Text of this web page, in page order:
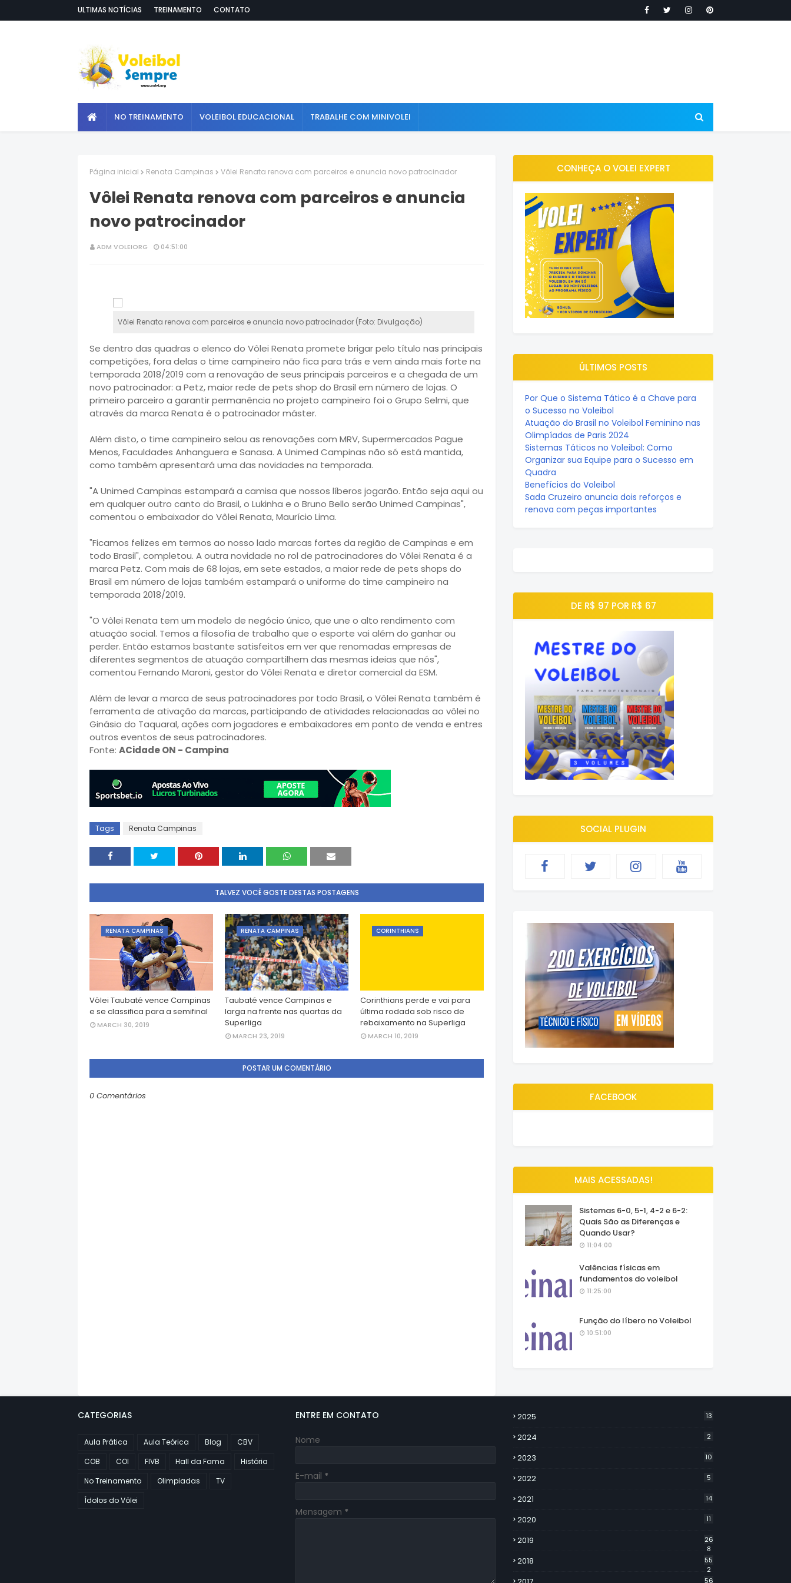
ULTIMAS NOTÍCIAS TREINAMENTO CONTATO
NO TREINAMENTO VOLEIBOL EDUCACIONAL TRABALHE COM MINIVOLEI
Página inicial Renata Campinas Vôlei Renata renova com parceiros e anuncia novo patrocinador
Vôlei Renata renova com parceiros e anuncia
novo patrocinador
ADM VOLEIORG 04:51:00
Vôlei Renata renova com parceiros e anuncia novo patrocinador (Foto: Divulgação)
Se dentro das quadras o elenco do Vôlei Renata promete brigar pelo título nas principais
competições, fora delas o time campineiro não fica para trás e vem ainda mais forte na
temporada 2018/2019 com a renovação de seus principais parceiros e a chegada de um
novo patrocinador: a Petz, maior rede de pets shop do Brasil em número de lojas. O
primeiro parceiro a garantir permanência no projeto campineiro foi o Grupo Selmi, que
através da marca Renata é o patrocinador máster.
Além disto, o time campineiro selou as renovações com MRV, Supermercados Pague
Menos, Faculdades Anhanguera e Sanasa. A Unimed Campinas não só está mantida,
como também apresentará uma das novidades na temporada.
"A Unimed Campinas estampará a camisa que nossos líberos jogarão. Então seja aqui ou
em qualquer outro canto do Brasil, o Lukinha e o Bruno Bello serão Unimed Campinas",
comentou o embaixador do Vôlei Renata, Maurício Lima.
"Ficamos felizes em termos ao nosso lado marcas fortes da região de Campinas e em
todo Brasil", completou. A outra novidade no rol de patrocinadores do Vôlei Renata é a
marca Petz. Com mais de 68 lojas, em sete estados, a maior rede de pets shops do
Brasil em número de lojas também estampará o uniforme do time campineiro na
temporada 2018/2019.
"O Vôlei Renata tem um modelo de negócio único, que une o alto rendimento com
atuação social. Temos a filosofia de trabalho que o esporte vai além do ganhar ou
perder. Então estamos bastante satisfeitos em ver que renomadas empresas de
diferentes segmentos de atuação compartilhem das mesmas ideias que nós",
comentou Fernando Maroni, gestor do Vôlei Renata e diretor comercial da ESM.
Além de levar a marca de seus patrocinadores por todo Brasil, o Vôlei Renata também é
ferramenta de ativação da marcas, participando de atividades relacionadas ao vôlei no
Ginásio do Taquaral, ações com jogadores e embaixadores em ponto de venda e entres
outros eventos de seus patrocinadores.
Fonte: ACidade ON - Campina
Tags Renata Campinas
TALVEZ VOCÊ GOSTE DESTAS POSTAGENS
RENATA CAMPINAS
Vôlei Taubaté vence Campinas
e se classifica para a semifinal
MARCH 30, 2019
RENATA CAMPINAS
Taubaté vence Campinas e
larga na frente nas quartas da
Superliga
MARCH 23, 2019
CORINTHIANS
Corinthians perde e vai para
última rodada sob risco de
rebaixamento na Superliga
MARCH 10, 2019
POSTAR UM COMENTÁRIO
0 Comentários
CONHEÇA O VOLEI EXPERT
ÚLTIMOS POSTS
Por Que o Sistema Tático é a Chave para
o Sucesso no Voleibol
Atuação do Brasil no Voleibol Feminino nas
Olimpíadas de Paris 2024
Sistemas Táticos no Voleibol: Como
Organizar sua Equipe para o Sucesso em
Quadra
Benefícios do Voleibol
Sada Cruzeiro anuncia dois reforços e
renova com peças importantes
DE R$ 97 POR R$ 67
SOCIAL PLUGIN
FACEBOOK
MAIS ACESSADAS!
Sistemas 6-0, 5-1, 4-2 e 6-2:
Quais São as Diferenças e
Quando Usar?
11:04:00
Valências físicas em
fundamentos do voleibol
11:25:00
Função do líbero no Voleibol
10:51:00
CATEGORIAS
Aula Prática Aula Teórica Blog
CBV
COB
COI FIVB Hall da Fama
História
No Treinamento
Olimpiadas
TV
Ídolos do Vôlei
ENTRE EM CONTATO
Nome
E-mail *
Mensagem *
2025 13
2024 2
2023 10
2022 5
2021 14
2020 11
2019
26
8
2018
55
2
56